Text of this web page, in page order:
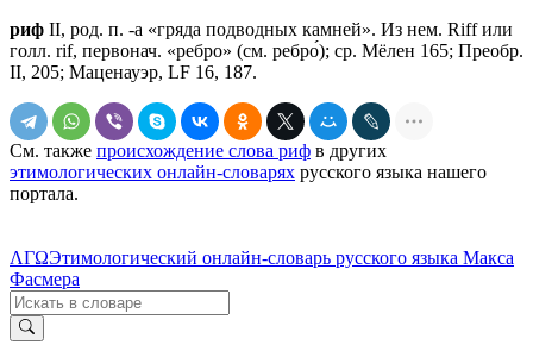
риф II, род. п. -а «гряда подводных камней». Из нем. Riff или
голл. rif, первонач. «ребро» (см. ребро́); ср. Мёлен 165; Преобр.
II, 205; Маценауэр, LF 16, 187.
См. также происхождение слова риф в других
этимологических онлайн-словарях русского языка нашего
портала.
ΛΓΩЭтимологический онлайн-словарь русского языка Макса
Фасмера